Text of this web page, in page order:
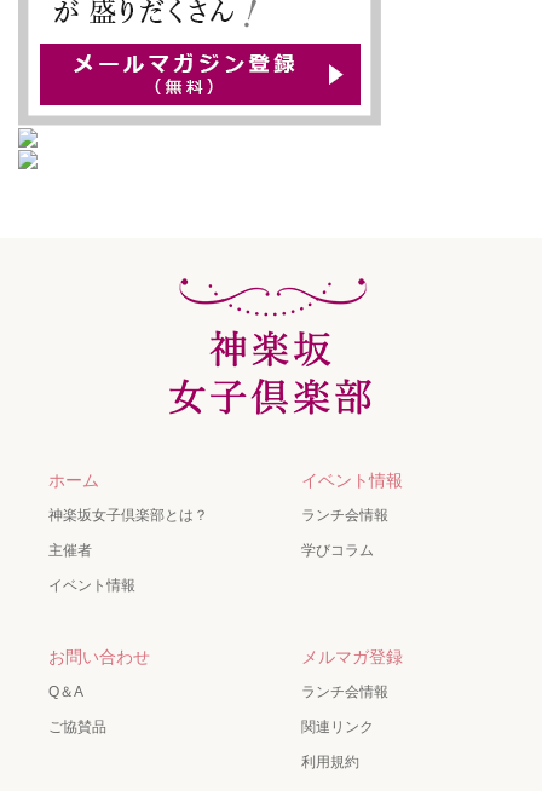
ホーム
神楽坂女子倶楽部とは？
主催者
イベント情報
イベント情報
ランチ会情報
学びコラム
お問い合わせ
Q＆A
ご協賛品
メルマガ登録
ランチ会情報
関連リンク
利用規約